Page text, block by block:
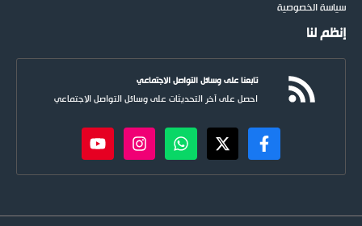
سياسة الخصوصية
إنظم لنا
تابعنا على وسائل التواصل الاجتماعي
احصل على آخر التحديثات على وسائل التواصل الاجتماعي